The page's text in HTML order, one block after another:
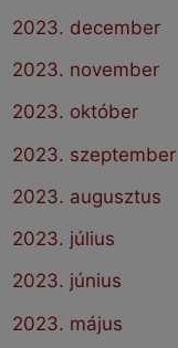
2023. december
2023. november
2023. október
2023. szeptember
2023. augusztus
2023. július
2023. június
2023. május